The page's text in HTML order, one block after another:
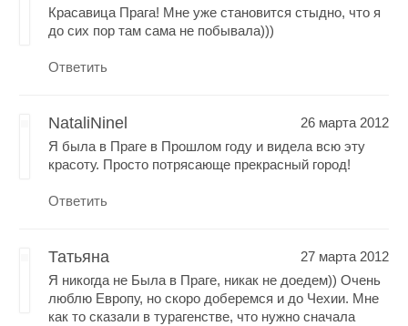
Красавица Прага! Мне уже становится стыдно, что я
до сих пор там сама не побывала)))
Ответить
NataliNinel
26 марта 2012
Я была в Праге в Прошлом году и видела всю эту
красоту. Просто потрясающе прекрасный город!
Ответить
Татьяна
27 марта 2012
Я никогда не Была в Праге, никак не доедем)) Очень
люблю Европу, но скоро доберемся и до Чехии. Мне
как то сказали в турагенстве, что нужно сначала